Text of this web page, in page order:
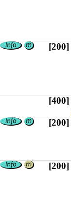
[200]
[400]
[200]
[200]